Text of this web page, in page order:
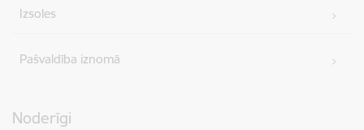
Izsoles
Pašvaldība iznomā
Noderīgi